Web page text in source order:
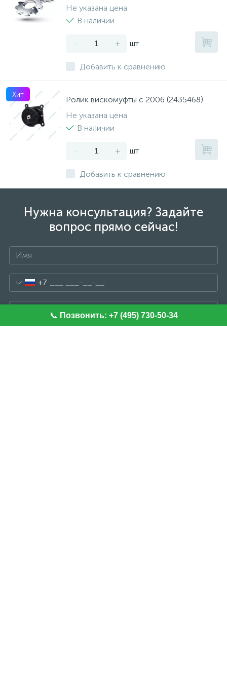
Не указана цена
В наличии
- + шт
Добавить к сравнению
Хит
Ролик вискомуфты с 2006 (2435468)
Не указана цена
В наличии
- + шт
Добавить к сравнению
Нужна консультация? Задайте
вопрос прямо сейчас!
+7
📞 Позвонить: +7 (495) 730-50-34